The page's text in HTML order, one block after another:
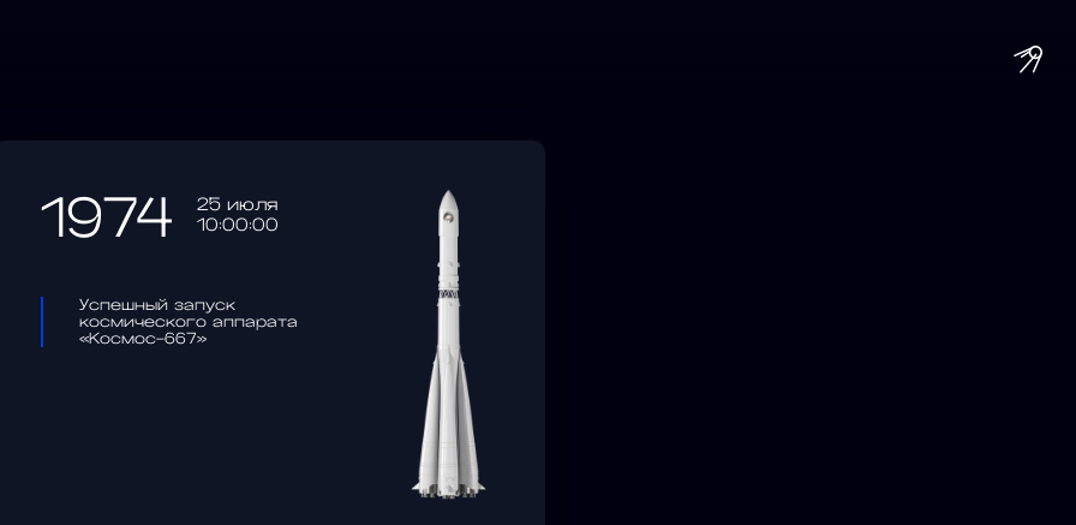
1974
25 июля
10:00:00
Успешный запуск
космического аппарата
«Космос-667»